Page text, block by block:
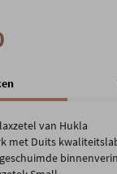
van Hukla
met Duits